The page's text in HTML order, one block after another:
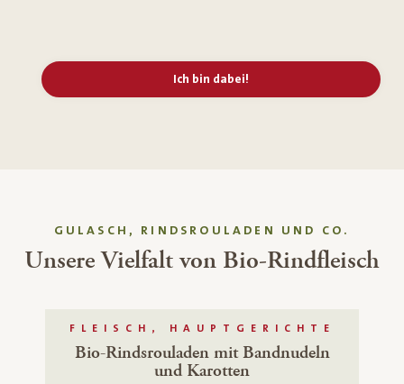
Ich bin dabei!
GULASCH, RINDSROULADEN UND CO.
Unsere Vielfalt von Bio-Rindfleisch
FLEISCH, HAUPTGERICHTE
Bio-Rindsrouladen mit Bandnudeln
und Karotten